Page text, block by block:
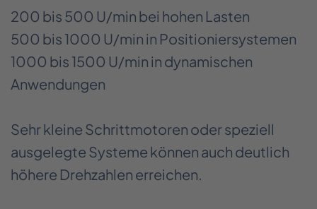
200 bis 500 U/min bei hohen Lasten
500 bis 1000 U/min in Positioniersystemen
1000 bis 1500 U/min in dynamischen
Anwendungen
Sehr kleine Schrittmotoren oder speziell
ausgelegte Systeme können auch deutlich
höhere Drehzahlen erreichen.